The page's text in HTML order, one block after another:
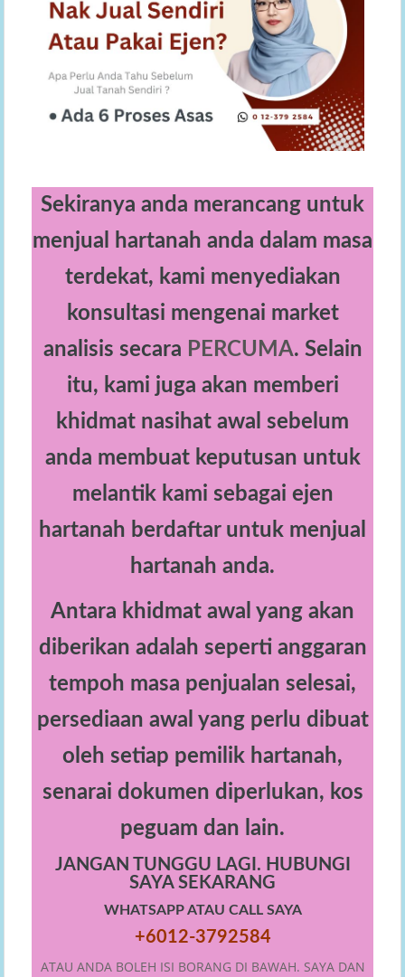
Sekiranya anda merancang untuk
menjual hartanah anda dalam masa
terdekat, kami menyediakan
konsultasi mengenai market
analisis secara PERCUMA. Selain
itu, kami juga akan memberi
khidmat nasihat awal sebelum
anda membuat keputusan untuk
melantik kami sebagai ejen
hartanah berdaftar untuk menjual
hartanah anda.
Antara khidmat awal yang akan
diberikan adalah seperti anggaran
tempoh masa penjualan selesai,
persediaan awal yang perlu dibuat
oleh setiap pemilik hartanah,
senarai dokumen diperlukan, kos
peguam dan lain.
JANGAN TUNGGU LAGI. HUBUNGI
SAYA SEKARANG
WHATSAPP ATAU CALL SAYA
+6012-3792584
ATAU ANDA BOLEH ISI BORANG DI BAWAH. SAYA DAN